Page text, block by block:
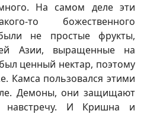
На самом деле эти
то божественного
не простые фрукты,
Азии, выращенные на
ценный нектар, поэтому
Камса пользовался этими
Демоны, они защищают
И Кришна и